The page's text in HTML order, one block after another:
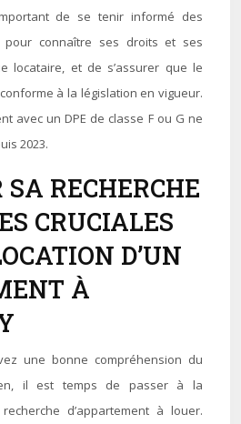
de se tenir informé des
pour connaître ses droits et ses
locataire, et de s’assurer que le
à la législation en vigueur.
avec un DPE de classe F ou G ne
2023.
SA RECHERCHE
CRUCIALES
D’UN
À
une bonne compréhension du
il est temps de passer à la
d’appartement à louer.